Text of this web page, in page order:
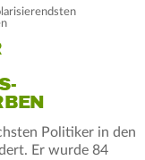
Politiker in den
Er wurde 84